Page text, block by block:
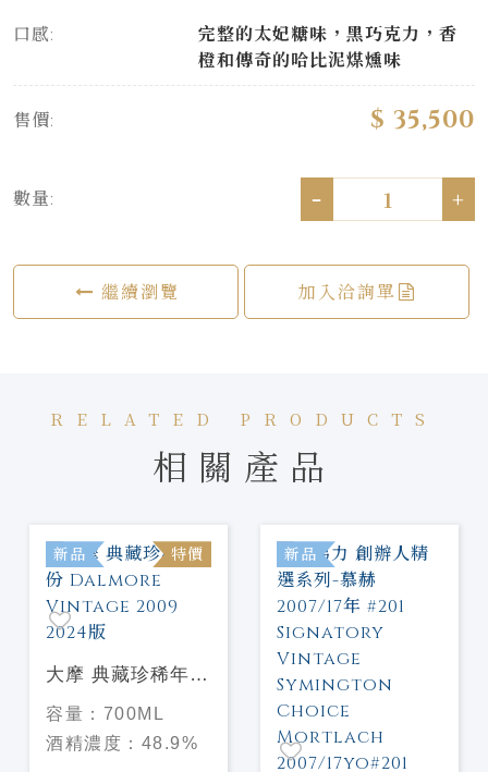
口感:
完整的太妃糖味，黑巧克力，香
橙和傳奇的哈比泥煤燻味
售價: $ 35,500
數量: - +
繼續瀏覽 加入洽詢單
RELATED PRODUCTS
相關產品
新品 特價
大摩 典藏珍稀年份
Dalmore Vintage
2009 2024版
容量： 700ML
酒精濃度： 48.9%
新品